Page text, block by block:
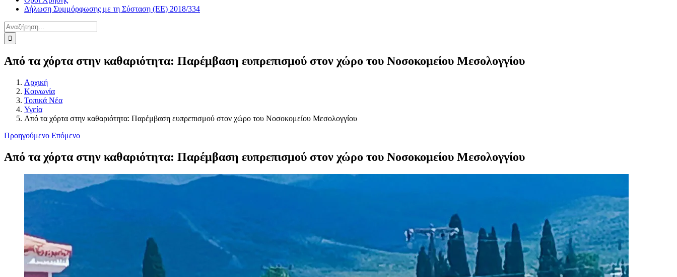
Δήλωση Συμμόρφωσης με τη Σύσταση (ΕΕ) 2018/334
Αναζήτηση
για:
Από τα χόρτα στην καθαριότητα: Παρέμβαση ευπρεπισμού στον χώρο του Νοσοκομείου Μεσολογγίου
Αρχική
Κοινωνία
Τοπικά Νέα
Υγεία
Από τα χόρτα στην καθαριότητα: Παρέμβαση ευπρεπισμού στον χώρο του Νοσοκομείου Μεσολογγίου
Προηγούμενο Επόμενο
Από τα χόρτα στην καθαριότητα: Παρέμβαση ευπρεπισμού στον χώρο του Νοσοκομείου Μεσολογγίου
μεγαλύτερης
εικόνας